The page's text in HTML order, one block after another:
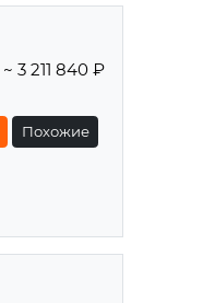
~ 3 211 840 ₽
Похожие